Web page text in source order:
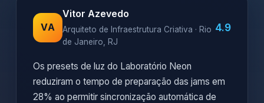
VA
Vitor Azevedo
Arquiteto de Infraestrutura Criativa · Rio
de Janeiro, RJ
4.9
Os presets de luz do Laboratório Neon
reduziram o tempo de preparação das jams em
28% ao permitir sincronização automática de